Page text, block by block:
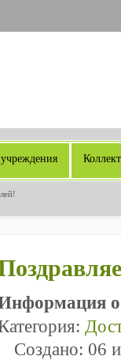
о
Создано: 06